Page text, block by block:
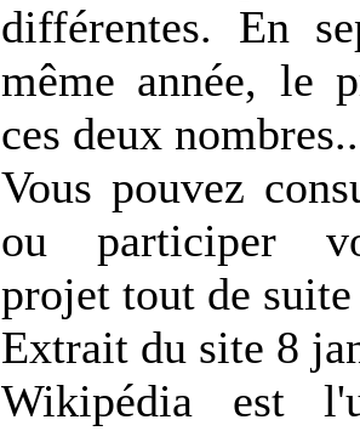
différentes. En
même année, le
ces deux
Vous pouvez
ou participer
projet tout de
Extrait du site 8
Wikipédia est